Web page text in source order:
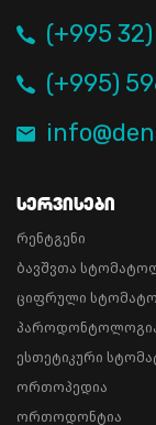
(+995
(+995)
Სერვისები
რენტგენი
ბავშვთა
ციფრული
ესთეტიკური
ორთოპედია
ორთოდონტია